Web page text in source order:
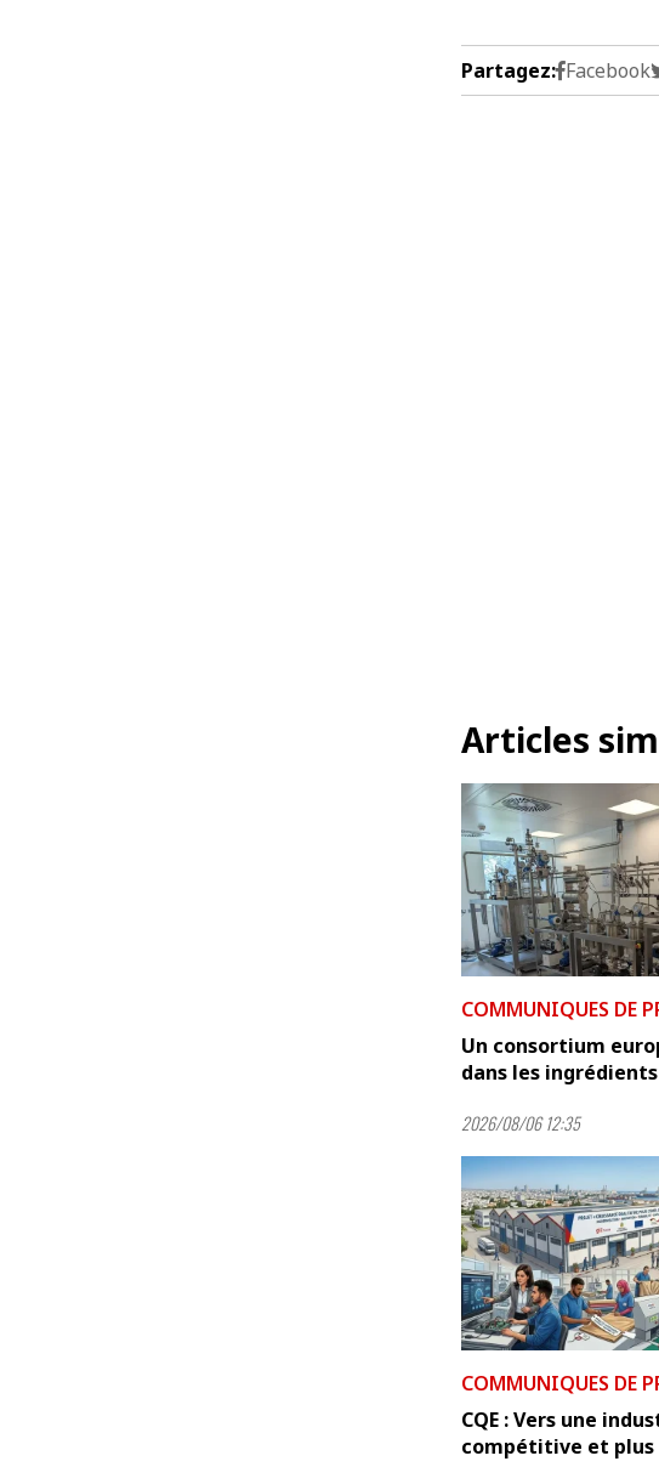
Partagez: Facebook
Articles
COMMUNIQUES DE
Un consortium
dans les ingrédients
2026/08/06 12:35
COMMUNIQUES DE
CQE : Vers une
compétitive et plus